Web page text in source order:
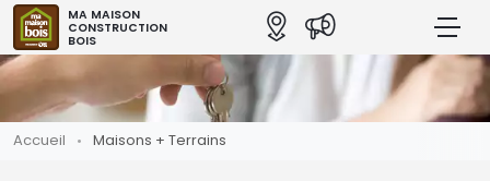
MA MAISON
CONSTRUCTION
BOIS
Accueil Maisons + Terrains